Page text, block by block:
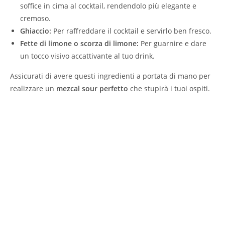
soffice in cima al cocktail, rendendolo più elegante e
cremoso.
Ghiaccio: Per raffreddare il cocktail e servirlo ben fresco.
Fette di limone o scorza di limone: Per guarnire e dare
un tocco visivo accattivante al tuo drink.
Assicurati di avere questi ingredienti a portata di mano per
realizzare un mezcal sour perfetto che stupirà i tuoi ospiti.